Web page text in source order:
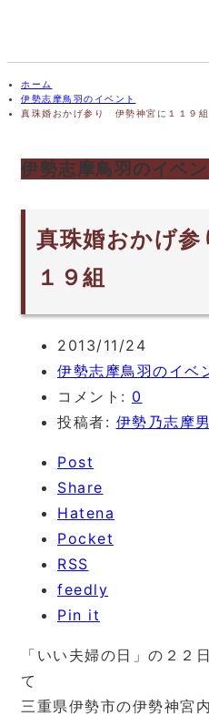
ホーム
伊勢志摩鳥羽のイベント
真珠婚おかげ参り 伊勢神宮に１１９組
伊勢志摩鳥羽のイベン
真珠婚おかげ
１９組
2013/11/24
伊勢志摩鳥羽のイベ
コメント: 0
投稿者: 伊勢乃志摩男
Post
Share
Hatena
Pocket
RSS
feedly
Pin it
「いい夫婦の日」の２２
て
三重県伊勢市の伊勢神宮